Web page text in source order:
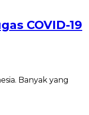
COVID-19
Banyak yang